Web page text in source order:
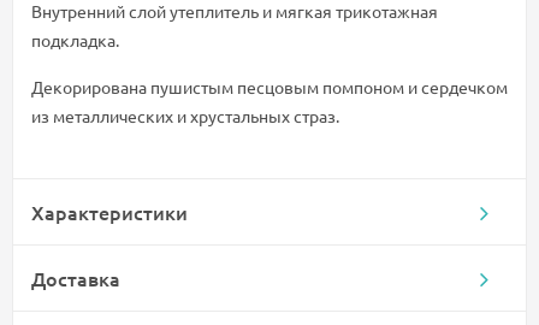
Внутренний слой утеплитель и мягкая трикотажная
подкладка.
Декорирована пушистым песцовым помпоном и сердечком
из металлических и хрустальных страз.
Характеристики
Доставка